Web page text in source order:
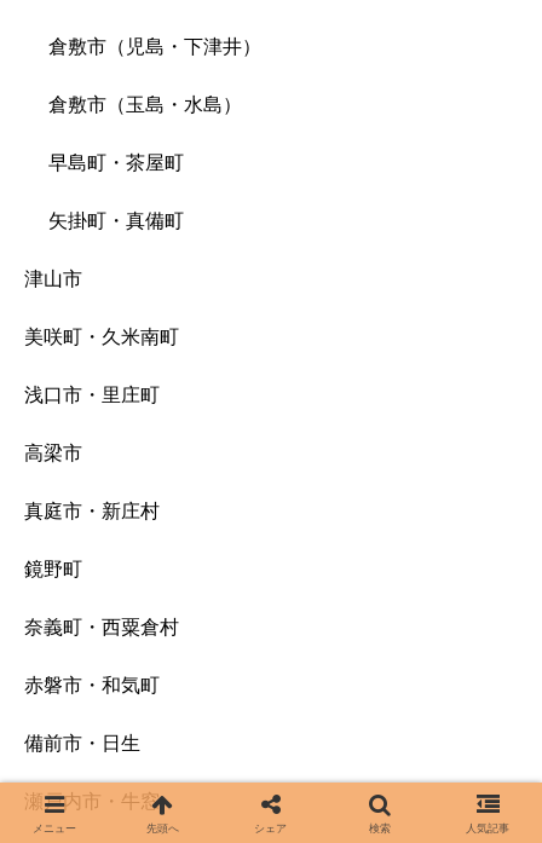
倉敷市（児島・下津井）
倉敷市（玉島・水島）
早島町・茶屋町
矢掛町・真備町
津山市
美咲町・久米南町
浅口市・里庄町
高梁市
真庭市・新庄村
鏡野町
奈義町・西粟倉村
赤磐市・和気町
備前市・日生
瀬戸内市・牛窓
メニュー 先頭へ シェア 検索 人気記事